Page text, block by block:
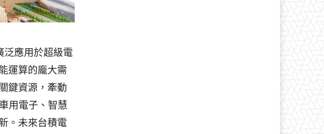
應用於超級電
運算的龐大需
鍵資源，牽動
用電子、智慧
。未來台積電